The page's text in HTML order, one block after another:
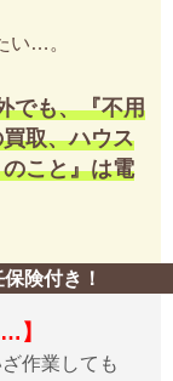
い…。
でも、『不用
取、ハウス
こと』は電
険付き！
】
作業しても